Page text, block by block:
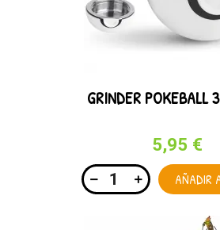
GRINDER POKEBALL
5,95 €
AÑADIR